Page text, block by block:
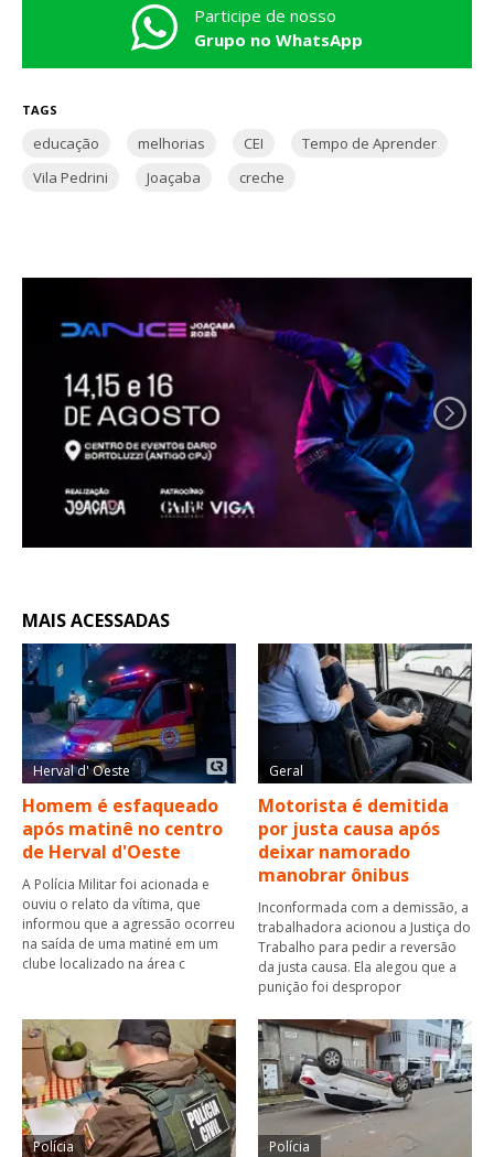
Participe de nosso
Grupo no WhatsApp
TAGS
educação melhorias CEI
Tempo de Aprender
Vila Pedrini
Joaçaba creche
MAIS ACESSADAS
Herval d' Oeste
Homem é esfaqueado
após matinê no centro
de Herval d'Oeste
A Polícia Militar foi acionada e
ouviu o relato da vítima, que
informou que a agressão ocorreu
na saída de uma matiné em um
clube localizado na área c
Geral
Motorista é demitida
por justa causa após
deixar namorado
manobrar ônibus
Inconformada com a demissão, a
trabalhadora acionou a Justiça do
Trabalho para pedir a reversão
da justa causa. Ela alegou que a
punição foi despropor
Polícia Polícia